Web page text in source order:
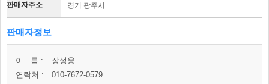
판매자주소 경기 광주시
판매자정보
이 름 :
장성웅
연락처 :
010-7672-0579